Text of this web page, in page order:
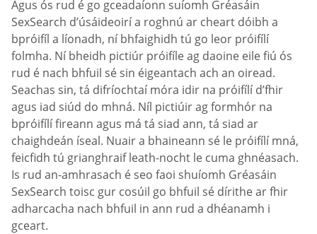
Agus ós rud é go gceadaíonn suíomh Gréasáin
SexSearch d’úsáideoirí a roghnú ar cheart dóibh a
bpróifíl a líonadh, ní bhfaighidh tú go leor próifílí
folmha. Ní bheidh pictiúr próifíle ag daoine eile fiú ós
rud é nach bhfuil sé sin éigeantach ach an oiread.
Seachas sin, tá difríochtaí móra idir na próifílí d’fhir
agus iad siúd do mhná. Níl pictiúir ag formhór na
bpróifílí fireann agus má tá siad ann, tá siad ar
chaighdeán íseal. Nuair a bhaineann sé le próifílí mná,
feicfidh tú grianghraif leath-nocht le cuma ghnéasach.
Is rud an-amhrasach é seo faoi shuíomh Gréasáin
SexSearch toisc gur cosúil go bhfuil sé dírithe ar fhir
adharcacha nach bhfuil in ann rud a dhéanamh i
gceart.